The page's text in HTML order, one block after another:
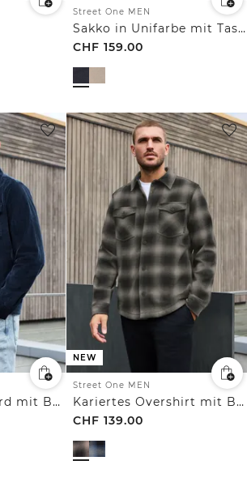
Street One MEN
Sakko in Unifarbe mit Taschen
CHF 159.00
Overshirt aus Cord mit Brusttaschen
NEW
Street One MEN
Kariertes Overshirt mit Brusttaschen
CHF 139.00